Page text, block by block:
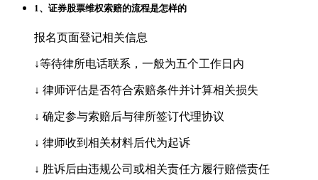
1、证券股票维权索赔的流程是怎样的
报名页面登记相关信息
↓等待律所电话联系，一般为五个工作日内
↓ 律师评估是否符合索赔条件并计算相关损失
↓ 确定参与索赔后与律所签订代理协议
↓ 律师收到相关材料后代为起诉
↓ 胜诉后由违规公司或相关责任方履行赔偿责任